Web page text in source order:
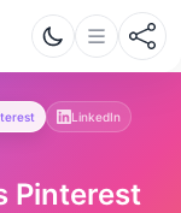
LinkedIn
Pinterest